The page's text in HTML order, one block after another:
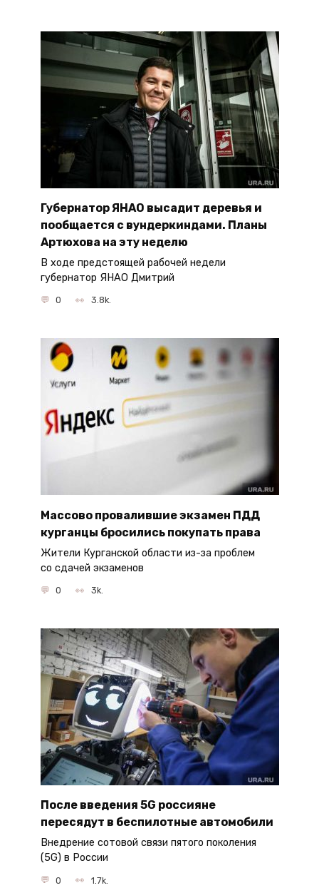
Губернатор ЯНАО высадит деревья и
пообщается с вундеркиндами. Планы
Артюхова на эту неделю
В ходе предстоящей рабочей недели
губернатор ЯНАО Дмитрий
0 3.8k.
Массово провалившие экзамен ПДД
курганцы бросились покупать права
Жители Курганской области из-за проблем
со сдачей экзаменов
0 3k.
После введения 5G россияне
пересядут в беспилотные автомобили
Внедрение сотовой связи пятого поколения
(5G) в России
0 1.7k.